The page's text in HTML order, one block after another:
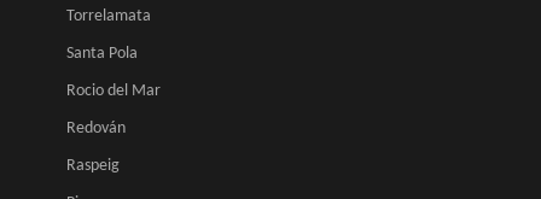
Torrelamata
Santa Pola
Rocio del Mar
Redován
Raspeig